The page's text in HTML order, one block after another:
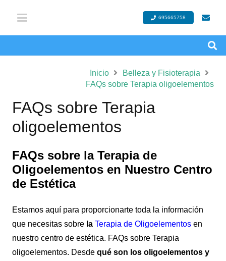
695665758
Inicio
Belleza y Fisioterapia
FAQs sobre Terapia oligoelementos
FAQs sobre Terapia
oligoelementos
FAQs sobre la Terapia de
Oligoelementos en Nuestro Centro
de Estética
Estamos aquí para proporcionarte toda la información
que necesitas sobre la Terapia de Oligoelementos en
nuestro centro de estética. FAQs sobre Terapia
oligoelementos. Desde qué son los oligoelementos y